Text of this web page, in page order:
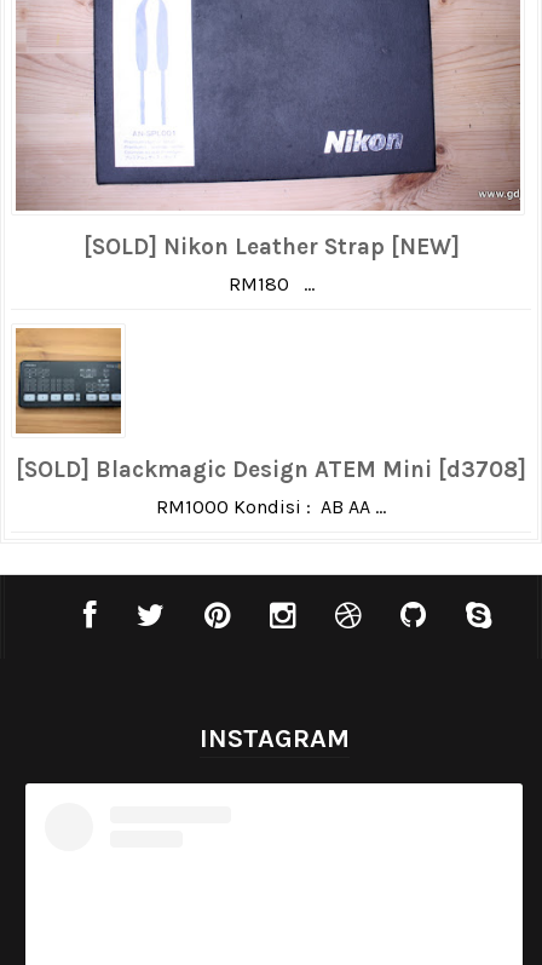
[SOLD] Nikon Leather Strap [NEW]
RM180 ...
[SOLD] Blackmagic Design ATEM Mini [d3708]
RM1000 Kondisi : AB AA ...
INSTAGRAM